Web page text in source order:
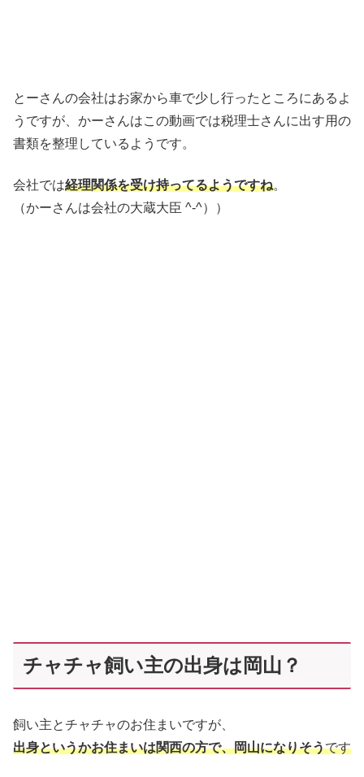
とーさんの会社はお家から車で少し行ったところにあるよ
うですが、かーさんはこの動画では税理士さんに出す用の
書類を整理しているようです。
会社では経理関係を受け持ってるようですね。
（かーさんは会社の大蔵大臣 ^-^））
チャチャ飼い主の出身は岡山？
飼い主とチャチャのお住まいですが、
出身というかお住まいは関西の方で、岡山になりそうです